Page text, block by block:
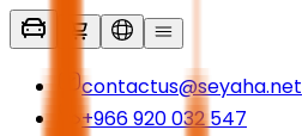
contactus@seyaha.net
+966 920 032 547